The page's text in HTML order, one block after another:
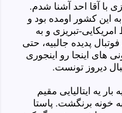
با آقا احد آشنا شدم.
کشور اومده بود و
تبریزی و به
پدیده جالبیه، حتی
های اینجا رو اینجوری
دیروز تونست.
یه ایتالیایی مقیم
برنگشت. پاستا